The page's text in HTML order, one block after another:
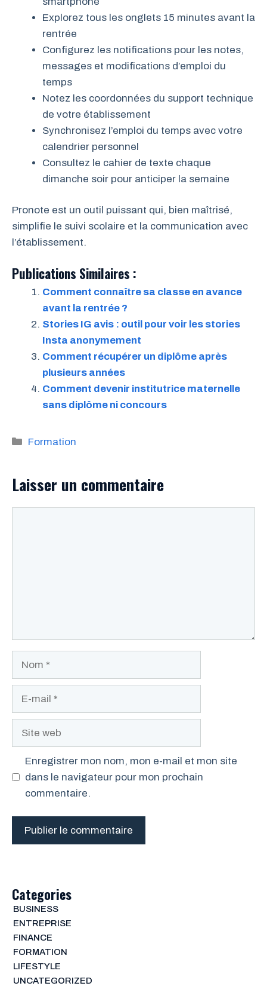
Explorez tous les onglets 15 minutes avant la
rentrée
Configurez les notifications pour les notes,
messages et modifications d’emploi du
temps
Notez les coordonnées du support technique
de votre établissement
Synchronisez l’emploi du temps avec votre
calendrier personnel
Consultez le cahier de texte chaque
dimanche soir pour anticiper la semaine
Pronote est un outil puissant qui, bien maîtrisé,
simplifie le suivi scolaire et la communication avec
l’établissement.
Publications Similaires :
Comment connaître sa classe en avance
avant la rentrée ?
Stories IG avis : outil pour voir les stories
Insta anonymement
Comment récupérer un diplôme après
plusieurs années
Comment devenir institutrice maternelle
sans diplôme ni concours
Catégories
Formation
Laisser un commentaire
Enregistrer mon nom, mon e-mail et mon site
dans le navigateur pour mon prochain
commentaire.
Categories
BUSINESS
ENTREPRISE
FINANCE
FORMATION
LIFESTYLE
UNCATEGORIZED